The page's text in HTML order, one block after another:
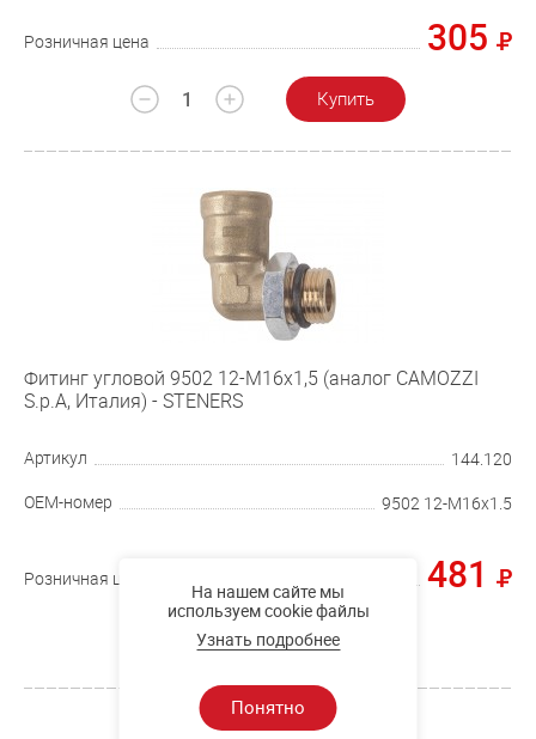
Розничная цена 305
Купить
Фитинг угловой 9502 12-М16х1,5 (аналог CAMOZZI
S.p.A, Италия) - STENERS
Артикул 144.120
OEM-номер 9502 12-М16х1.5
Розничная цена 481
Купить
На нашем сайте мы
используем cookie файлы
Узнать подробнее
Понятно